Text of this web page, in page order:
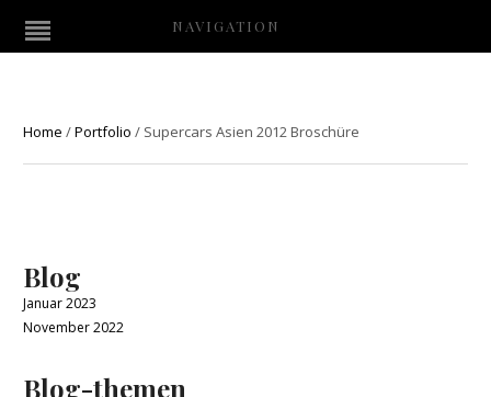
NAVIGATION
Home /Portfolio / Supercars Asien 2012 Broschüre
Blog
Januar 2023
November 2022
Blog-themen